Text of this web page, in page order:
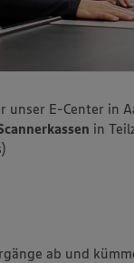
unser E-Center in
in
ab und